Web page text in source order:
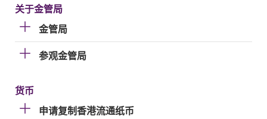
关于金管局
金管局
参观金管局
货币
申请复制香港流通纸币